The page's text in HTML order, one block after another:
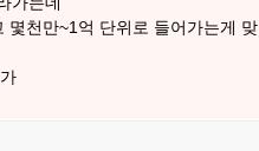
몇천만~1억 단위로 들어가는게 맞